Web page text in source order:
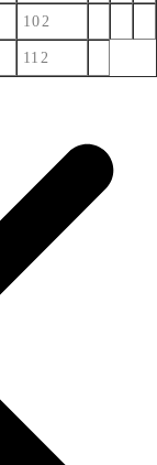
102
112